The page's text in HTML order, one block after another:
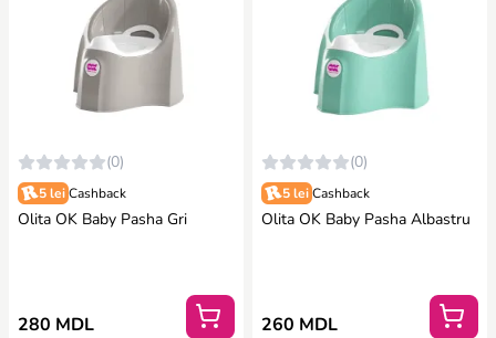
(0)
5 lei Cashback
Olita OK Baby Pasha Gri
280 MDL
(0)
5 lei Cashback
Olita OK Baby Pasha Albastru
260 MDL